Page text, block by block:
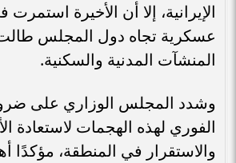
الإيرانية، إلا أن الأخيرة
عسكرية تجاه دول المجلس
المنشآت المدنية والسكنية.
وشدد المجلس الوزاري على
الفوري لهذه الهجمات لاستعادة
والاستقرار في المنطقة، مؤكدًا